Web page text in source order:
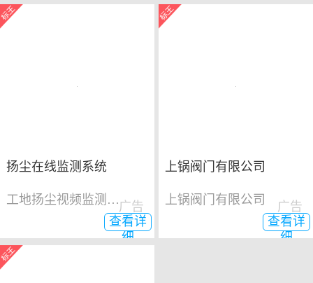
扬尘在线监测系统
工地扬尘视频监测系统
查看详
细
广告
上锅阀门有限公司
上锅阀门有限公司
查看详
细
广告